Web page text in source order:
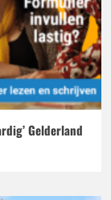
Gelderland